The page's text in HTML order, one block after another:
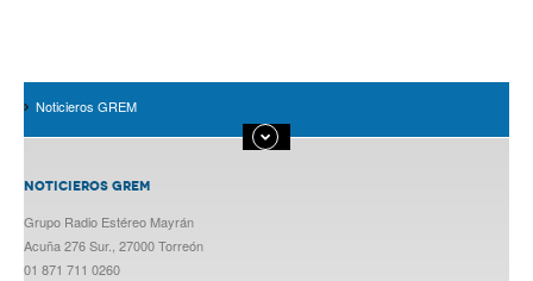
Noticieros GREM
NOTICIEROS GREM
Grupo Radio Estéreo Mayrán
Acuña 276 Sur., 27000 Torreón
01 871 711 0260